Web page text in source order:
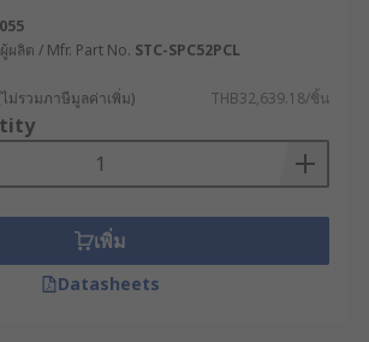
จสอบ และส่งสัญญาณภาพแบบเรียล
อแสดงผล ซึ่งสรุปให้เห็นภาพได้
กล้องเข้าไปในพื้นที่แคบ อาศัย
องสายเคเบิล สามารถดัดงอได้
งของพื้นที่ เช่น ท่อ กำแพง หรือ
ภาพและส่งสัญญาณไปยังหน้าจอ
ต่อผ่านสายเคเบิลหรือระบบไร้สาย
ผลิต / Mfr. Part No. STC-SPC52PCL
ม่รวมภาษีมูลค่าเพิ่ม) THB32,639.18/ชิ้น
เพิ่ม
Datasheets